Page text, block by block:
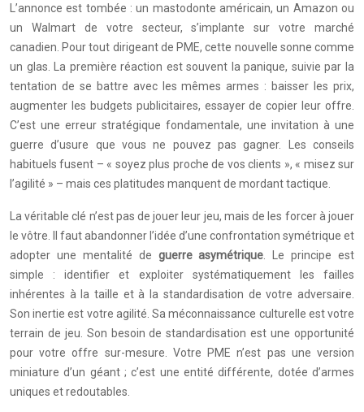
L’annonce est tombée : un mastodonte américain, un Amazon ou
un Walmart de votre secteur, s’implante sur votre marché
canadien. Pour tout dirigeant de PME, cette nouvelle sonne comme
un glas. La première réaction est souvent la panique, suivie par la
tentation de se battre avec les mêmes armes : baisser les prix,
augmenter les budgets publicitaires, essayer de copier leur offre.
C’est une erreur stratégique fondamentale, une invitation à une
guerre d’usure que vous ne pouvez pas gagner. Les conseils
habituels fusent – « soyez plus proche de vos clients », « misez sur
l’agilité » – mais ces platitudes manquent de mordant tactique.
La véritable clé n’est pas de jouer leur jeu, mais de les forcer à jouer
le vôtre. Il faut abandonner l’idée d’une confrontation symétrique et
adopter une mentalité de guerre asymétrique . Le principe est
simple : identifier et exploiter systématiquement les failles
inhérentes à la taille et à la standardisation de votre adversaire.
Son inertie est votre agilité. Sa méconnaissance culturelle est votre
terrain de jeu. Son besoin de standardisation est une opportunité
pour votre offre sur-mesure. Votre PME n’est pas une version
miniature d’un géant ; c’est une entité différente, dotée d’armes
uniques et redoutables.